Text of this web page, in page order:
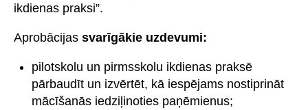
ikdienas praksi”.
Aprobācijas svarīgākie uzdevumi:
pilotskolu un pirmsskolu ikdienas praksē
pārbaudīt un izvērtēt, kā iespējams nostiprināt
mācīšanās iedziļinoties paņēmienus;